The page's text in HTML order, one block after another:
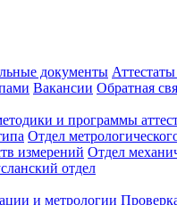
документы
Вакансии Обратная
и программы
Отдел
измерений Отдел
отдел
и метрологии